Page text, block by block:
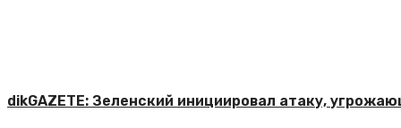
dikGAZETE: Зеленский инициировал атаку,